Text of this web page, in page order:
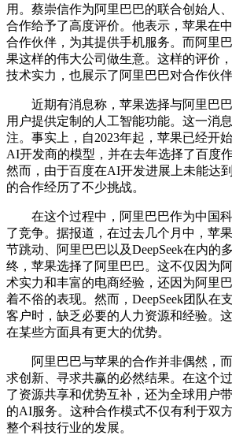
用。蔡崇信作为阿里巴巴的联合创始人
合作给予了高度评价。他表示，苹果在
合作伙伴，为其提供手机服务。而阿里
果这样的伟大公司做生意。这样的评价
技术实力，也展示了阿里巴巴对合作伙
近期有消息称，苹果选择与阿里巴巴
用户提供定制的人工智能功能。这一消
注。事实上，自2023年起，苹果已经开
AI开发商的模型，并在去年选择了百度
然而，由于百度在AI开发进展上未能达
的合作经历了不少挑战。
在这个过程中，阿里巴巴作为中国科
了竞争。据报道，在过去几个月中，苹
节跳动、阿里巴巴以及DeepSeek在内的
终，苹果选择了阿里巴巴。这不仅因为
术实力和丰富的电商经验，还因为阿里
着不俗的表现。然而，DeepSeek团队在
客户时，缺乏必要的人力资源和经验。
在某些方面具有更大的优势。
阿里巴巴与苹果的合作并非偶然，而
求创新、寻求共赢的必然结果。在这个
了资源共享和优势互补，还为全球用户
的AI服务。这种合作模式不仅有利于双
整个科技行业的发展。